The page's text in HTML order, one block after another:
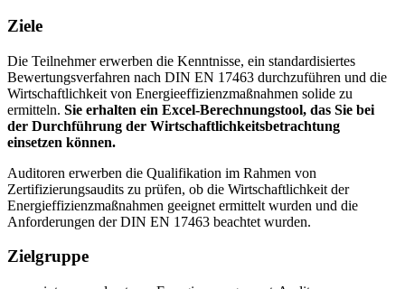
Ziele
Die Teilnehmer erwerben die Kenntnisse, ein standardisiertes
Bewertungsverfahren nach DIN EN 17463 durchzuführen und die
Wirtschaftlichkeit von Energieeffizienzmaßnahmen solide zu
ermitteln. Sie erhalten ein Excel-Berechnungstool, das Sie bei
der Durchführung der Wirtschaftlichkeitsbetrachtung
einsetzen können.
Auditoren erwerben die Qualifikation im Rahmen von
Zertifizierungsaudits zu prüfen, ob die Wirtschaftlichkeit der
Energieffizienzmaßnahmen geeignet ermittelt wurden und die
Anforderungen der DIN EN 17463 beachtet wurden.
Zielgruppe